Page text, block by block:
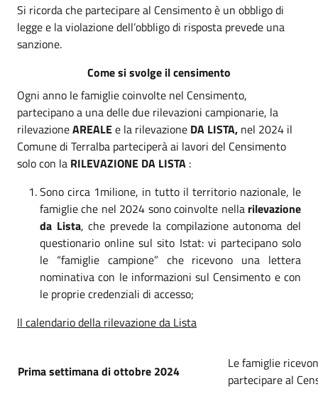
Si ricorda che partecipare al Censimento è un obbligo di
legge e la violazione dell’obbligo di risposta prevede una
sanzione.
Come si svolge il censimento
Ogni anno le famiglie coinvolte nel Censimento,
partecipano a una delle due rilevazioni campionarie, la
rilevazioneAREALEe la rilevazione DA LISTA, nel 2024 il
Comune di Terralba parteciperà ai lavori del Censimento
solo con la RILEVAZIONE DA LISTA :
Sono circa 1milione, in tutto il territorio nazionale, le
famiglie che nel 2024 sono coinvolte nella rilevazione
da Lista, che prevede la compilazione autonoma del
questionario online sul sito Istat: vi partecipano solo
le “famiglie campione” che ricevono una lettera
nominativa con le informazioni sul Censimento e con
le proprie credenziali di accesso;
Il calendario della rilevazione da Lista
Prima settimana di ottobre 2024
Le famiglie
partecipare al